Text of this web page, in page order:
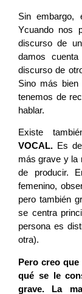
Sin embargo,
Ycuando nos
discurso de
damos
discurso de
Sino más bien
tenemos de
hablar.
Existe
VOCAL. Es
más grave y la
de producir.
femenino,
pero también
se centra
persona es
otra).
Pero creo
qué se le
grave. La